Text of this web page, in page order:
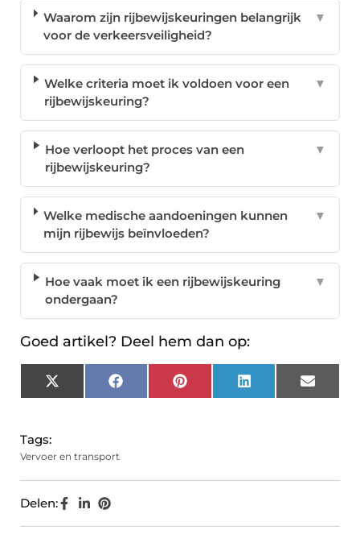
Waarom zijn rijbewijskeuringen belangrijk
voor de verkeersveiligheid?
▼
Welke criteria moet ik voldoen voor een
rijbewijskeuring?
▼
Hoe verloopt het proces van een
rijbewijskeuring?
▼
Welke medische aandoeningen kunnen
mijn rijbewijs beïnvloeden?
▼
Hoe vaak moet ik een rijbewijskeuring
ondergaan?
▼
Goed artikel? Deel hem dan op:
X
(Twitter)
FacebookPinterest LinkedIn Email
Tags:
Vervoer en transport
Delen: